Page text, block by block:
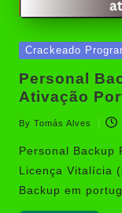
Posted
Crackeado
Personal
Ativação
Posted
by
By Tomás Alves
Personal Backup
Licença Vitalícia
Backup em